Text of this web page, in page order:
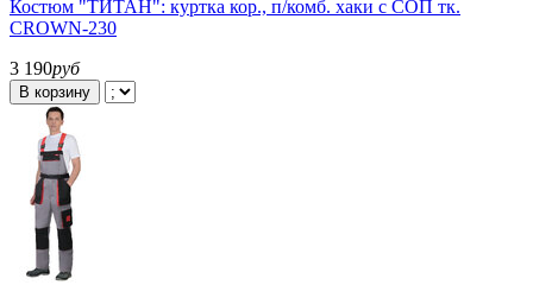
Костюм "ТИТАН": куртка кор., п/комб. хаки с СОП тк.
CROWN-230
3 190руб
В корзину